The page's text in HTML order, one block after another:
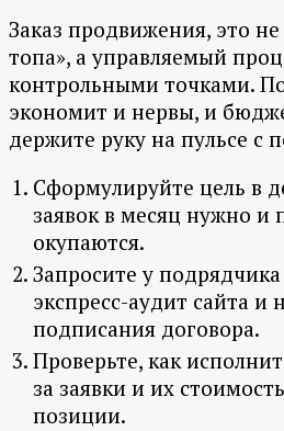
Заказ продвижения, это
топа», а управляемый
контрольными точками.
экономит и нервы, и
держите руку на пульсе с
Сформулируйте цель в
заявок в месяц нужно и
окупаются.
Запросите у
экспресс-аудит сайта и
подписания договора.
Проверьте, как
за заявки и их
позиции.